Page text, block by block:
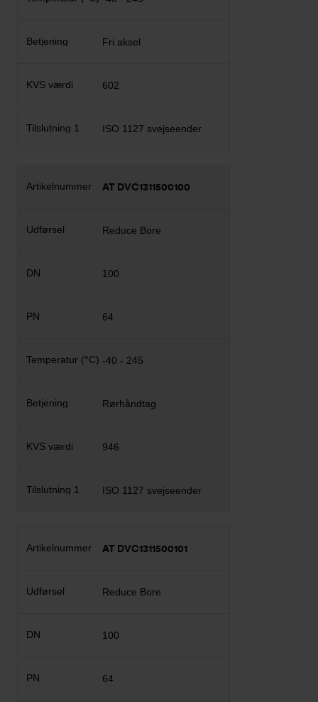
Fri aksel
602
ISO 1127 svejseender
AT DVC1311500100
Reduce Bore
100
64
-40 - 245
Rørhåndtag
946
ISO 1127 svejseender
AT DVC1311500101
Reduce Bore
100
64